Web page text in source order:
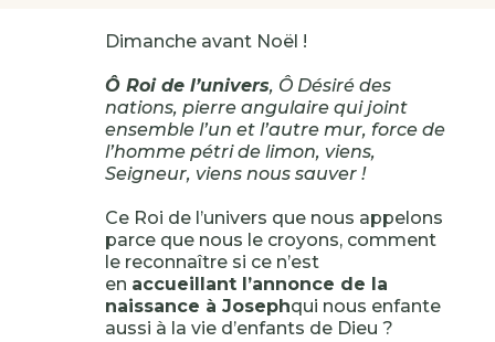
Dimanche avant Noël !
Ô Roi de l’univers, Ô Désiré des
nations, pierre angulaire qui joint
ensemble l’un et l’autre mur, force de
l’homme pétri de limon, viens,
Seigneur, viens nous sauver !
Ce Roi de l’univers que nous appelons
parce que nous le croyons, comment
le reconnaître si ce n’est
en accueillant l’annonce de la
naissance à Josephqui nous enfante
aussi à la vie d’enfants de Dieu ?